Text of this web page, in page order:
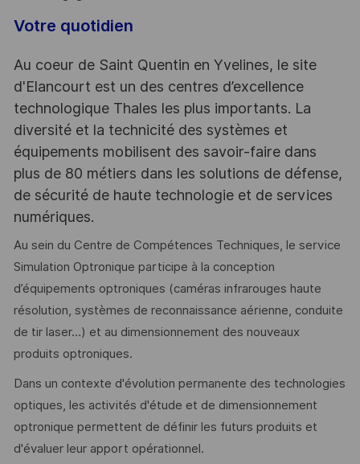
Votre quotidien
Au coeur de Saint Quentin en Yvelines, le site
d'Elancourt est un des centres d’excellence
technologique Thales les plus importants. La
diversité et la technicité des systèmes et
équipements mobilisent des savoir-faire dans
plus de 80 métiers dans les solutions de défense,
de sécurité de haute technologie et de services
numériques.
Au sein du Centre de Compétences Techniques, le service
Simulation Optronique participe à la conception
d’équipements optroniques (caméras infrarouges haute
résolution, systèmes de reconnaissance aérienne, conduite
de tir laser…) et au dimensionnement des nouveaux
produits optroniques.
Dans un contexte d'évolution permanente des technologies
optiques, les activités d'étude et de dimensionnement
optronique permettent de définir les futurs produits et
d'évaluer leur apport opérationnel.